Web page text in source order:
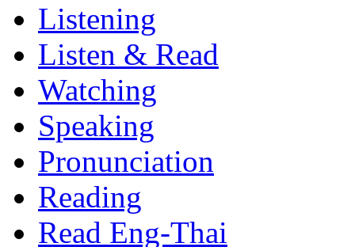
Listening
Listen & Read
Watching
Speaking
Pronunciation
Reading
Read Eng-Thai